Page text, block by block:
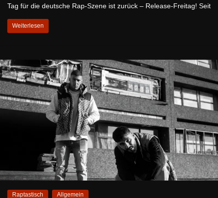
Tag für die deutsche Rap-Szene ist zurück – Release-Freitag! Seit
Weiterlesen
Raptastisch Allgemein